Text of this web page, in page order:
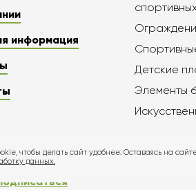
информация
Детские
Элементы
чтобы делать сайт удобнее. Оставаясь на
данных.